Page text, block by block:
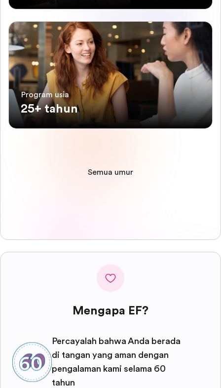
Program usia
25+ tahun
Semua umur
Mengapa EF?
Percayalah bahwa Anda berada
di tangan yang aman dengan
pengalaman kami selama 60
tahun